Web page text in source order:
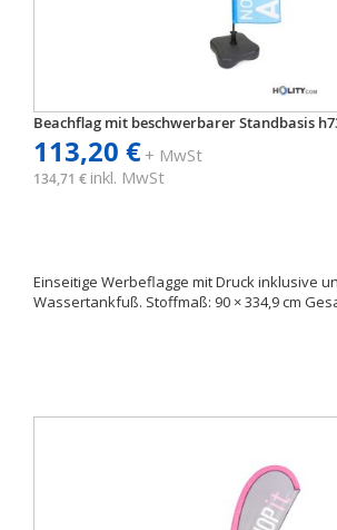
Beachflag mit beschwerbarer Standbasis
113,20 €+ MwSt
134,71 € inkl. MwSt
Einseitige Werbeflagge mit Druck inklusive
Wassertankfuß. Stoffmaß: 90 × 334,9 cm